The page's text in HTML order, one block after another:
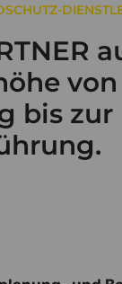
bis zur